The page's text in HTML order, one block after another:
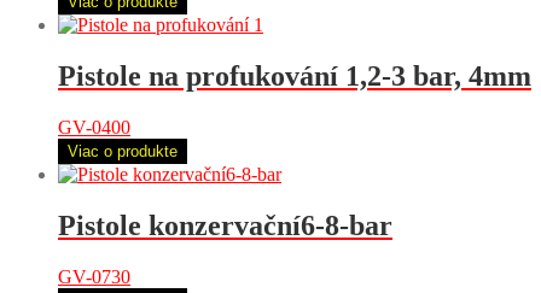
Pistole na profukování 1,2-3 bar, 4mm
GV-0400
Viac o produkte
Pistole konzervační6-8-bar
GV-0730